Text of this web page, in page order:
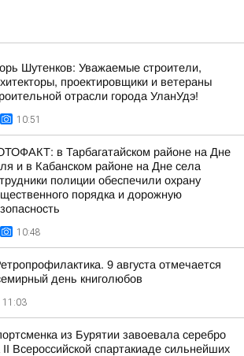
Шутенков: Уважаемые строители,
проектировщики и ветераны
отрасли города УланУдэ!
10:51
в Тарбагатайском районе на Дне
и в Кабанском районе на Дне села
полиции обеспечили охрану
порядка и дорожную
10:48
9 августа отмечается
день книголюбов
11:03
из Бурятии завоевала серебро
II Всероссийской спартакиаде сильнейших